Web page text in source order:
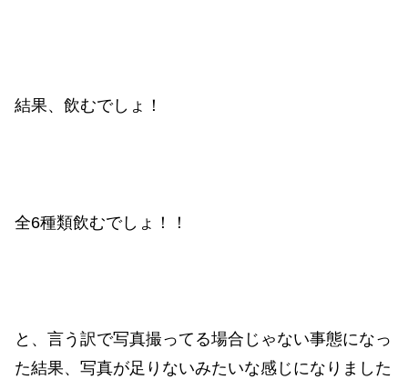
結果、飲むでしょ！
全6種類飲むでしょ！！
と、言う訳で写真撮ってる場合じゃない事態になっ
た結果、写真が足りないみたいな感じになりました